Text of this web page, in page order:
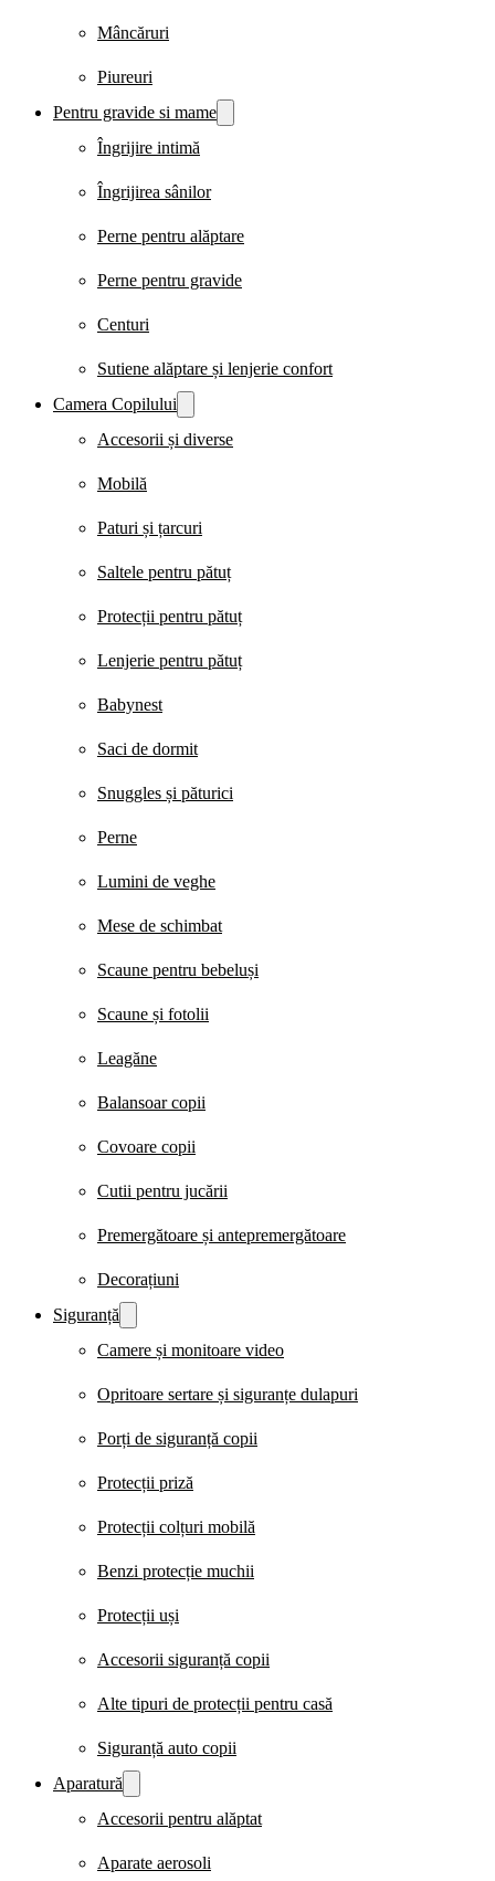
Mâncăruri
Piureuri
Pentru gravide si mame
Îngrijire intimă
Îngrijirea sânilor
Perne pentru alăptare
Perne pentru gravide
Centuri
Sutiene alăptare și lenjerie confort
Camera Copilului
Accesorii și diverse
Mobilă
Paturi și țarcuri
Saltele pentru pătuț
Protecții pentru pătuț
Lenjerie pentru pătuț
Babynest
Saci de dormit
Snuggles și păturici
Perne
Lumini de veghe
Mese de schimbat
Scaune pentru bebeluși
Scaune și fotolii
Leagăne
Balansoar copii
Covoare copii
Cutii pentru jucării
Premergătoare și antepremergătoare
Decorațiuni
Siguranță
Camere și monitoare video
Opritoare sertare și siguranțe dulapuri
Porți de siguranță copii
Protecții priză
Protecții colțuri mobilă
Benzi protecție muchii
Protecții uși
Accesorii siguranță copii
Alte tipuri de protecții pentru casă
Siguranță auto copii
Aparatură
Accesorii pentru alăptat
Aparate aerosoli